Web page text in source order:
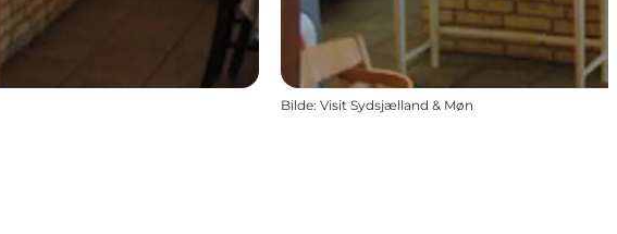
Bilde: Visit Sydsjælland & Møn